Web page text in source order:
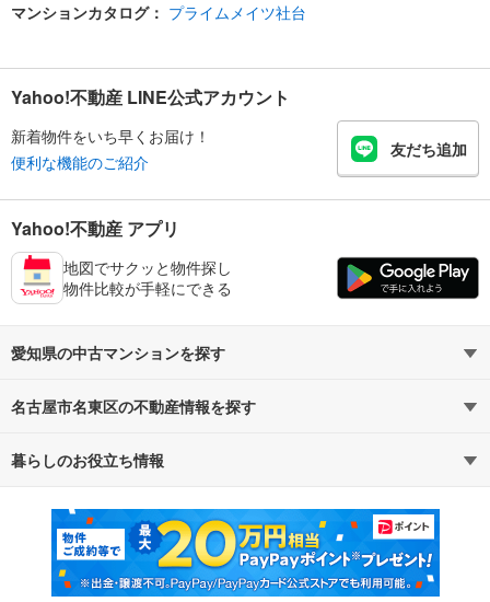
マンションカタログ： プライムメイツ社台
Yahoo!不動産 LINE公式アカウント
新着物件をいち早くお届け！
便利な機能のご紹介
友だち追加
Yahoo!不動産 アプリ
地図でサクッと物件探し
物件比較が手軽にできる
愛知県の中古マンションを探す
路線・駅から探す
通勤・通学時間から探す
名古屋市名東区の不動産情報を探す
不動産・住宅
新築マンション 中古マンション
新築一戸建て 中古一戸建て
暮らしのお役立ち情報
マンションカタログ 教えて！住まいの先生